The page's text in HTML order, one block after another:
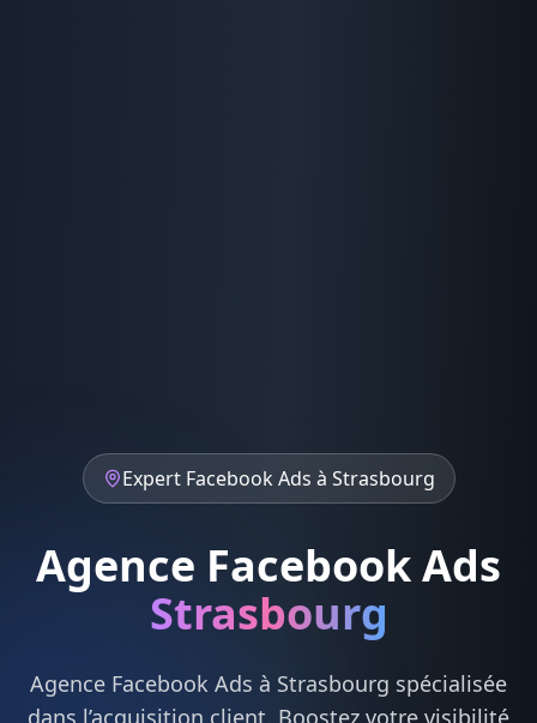
Expert Facebook Ads à Strasbourg
Agence Facebook Ads
Strasbourg
Agence Facebook Ads à Strasbourg spécialisée
dans l’acquisition client. Boostez votre visibilité